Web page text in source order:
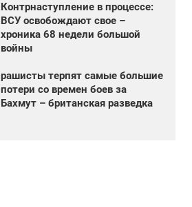
Контрнаступление в процессе:
ВСУ освобождают свое –
хроника 68 недели большой
войны
рашисты терпят самые большие
потери со времен боев за
Бахмут – британская разведка